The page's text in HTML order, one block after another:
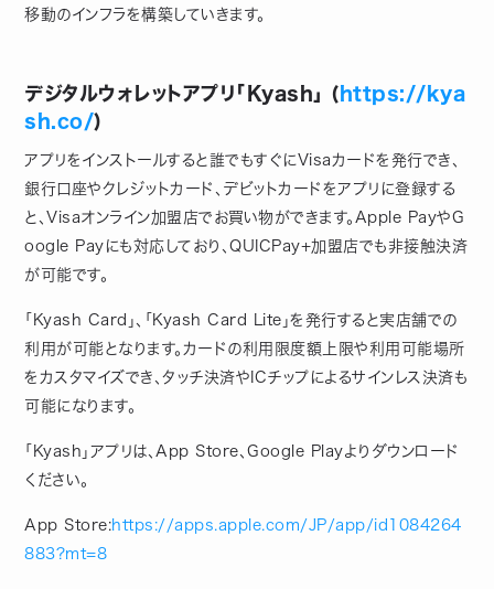
移動のインフラを構築していきます。
デジタルウォレットアプリ「Kyash」 ( https://kya
sh.co/)
アプリをインストールすると誰でもすぐにVisaカードを発行でき、
銀行口座やクレジットカード、デビットカードをアプリに登録する
と、Visaオンライン加盟店でお買い物ができます。Apple PayやG
oogle Payにも対応しており、QUICPay+加盟店でも非接触決済
が可能です。
「Kyash Card」、「Kyash Card Lite」を発行すると実店舗での
利用が可能となります。カードの利用限度額上限や利用可能場所
をカスタマイズでき、タッチ決済やICチップによるサインレス決済も
可能になります。
「​Kyash​」アプリは、​App Store​、​Google Play​よりダウンロード
ください。
App Store:​https://apps.apple.com/JP/app/id1084264
883?mt=8